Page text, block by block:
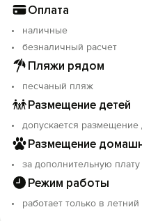
Оплата
наличные
безналичный расчет
Пляжи рядом
песчаный пляж
Размещение детей
допускается
Размещение
за дополнительную
Режим работы
работает только в летний